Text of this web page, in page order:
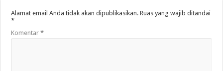
Alamat email Anda tidak akan dipublikasikan. Ruas yang wajib ditandai
*
Komentar*